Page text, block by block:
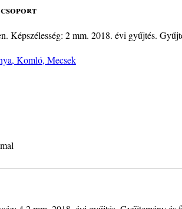
Képszélesség: 2 mm. 2018. évi gyűjtés.
Komló, Mecsek